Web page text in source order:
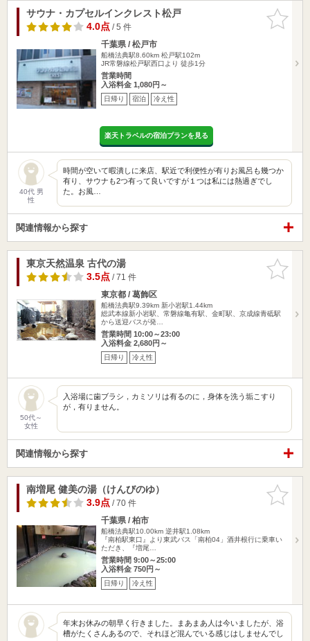
お気に入
りに追加
サウナ・カプセルインクレスト松戸
4.0点/ 5 件
千葉県 / 松戸市
船橋法典駅8.60km 松戸駅102m
JR常磐線松戸駅西口より 徒歩1分
営業時間
入浴料金 1,080円～
日帰り 宿泊 冷え性
楽天トラベルの宿泊プランを見る
40代 男
性
時間が空いて暇潰しに来店、駅近で利便性が有りお風呂も幾つか
有り、サウナも2つ有って良いですが１つは私には熱過ぎでし
た。お風…
関連情報から探す
お気に入
りに追加
東京天然温泉 古代の湯
3.5点/ 71 件
東京都 / 葛飾区
船橋法典駅9.39km 新小岩駅1.44km
総武本線新小岩駅、常磐線亀有駅、金町駅、京成線青砥駅
から送迎バスが発…
営業時間 10:00～23:00
入浴料金 2,680円～
日帰り 冷え性
50代～
女性
入浴場に歯ブラシ，カミソリは有るのに，身体を洗う垢こすり
が，有りません。
関連情報から探す
お気に入
りに追加
南増尾 健美の湯（けんびのゆ）
3.9点/ 70 件
千葉県 / 柏市
船橋法典駅10.00km 逆井駅1.08km
『南柏駅東口』より東武バス「南柏04」酒井根行に乗車い
ただき、『増尾…
営業時間 9:00～25:00
入浴料金 750円～
日帰り 冷え性
年末お休みの朝早く行きました。まあまあ人は今いましたが、浴
槽がたくさんあるので、それほど混んでいる感じはしませんでし